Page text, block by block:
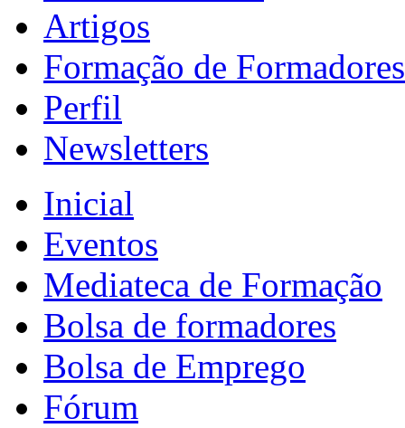
Artigos
Formação de Formadores
Perfil
Newsletters
Inicial
Eventos
Mediateca de Formação
Bolsa de formadores
Bolsa de Emprego
Fórum